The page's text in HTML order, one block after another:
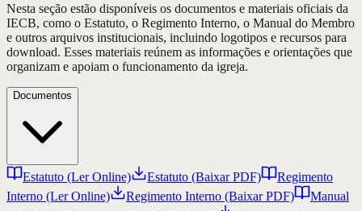
Nesta seção estão disponíveis os documentos e materiais oficiais da
IECB, como o Estatuto, o Regimento Interno, o Manual do Membro
e outros arquivos institucionais, incluindo logotipos e recursos para
download. Esses materiais reúnem as informações e orientações que
organizam e apoiam o funcionamento da igreja.
Documentos
Estatuto (Ler Online) Estatuto (Baixar PDF)
Regimento
Interno (Ler Online)
Regimento Interno (Baixar PDF)
Manual